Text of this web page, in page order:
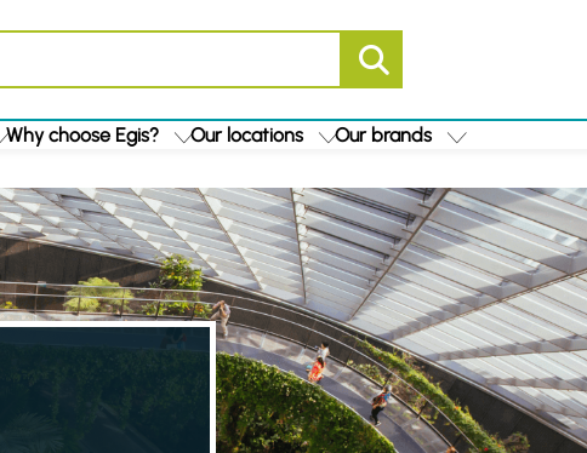
Why choose Egis? Our locations Our brands